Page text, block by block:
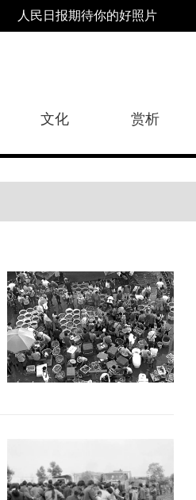
人民日报期待你的好照片
文化 赏析